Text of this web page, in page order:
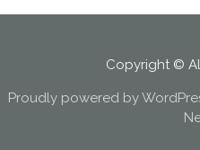
Copyright ©
Proudly powered by